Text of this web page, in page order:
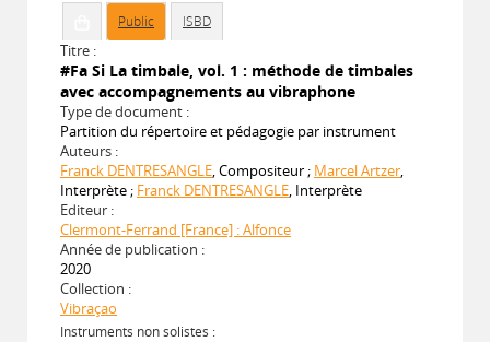
Public ISBD
Titre :
#Fa Si La timbale, vol. 1 : méthode de timbales
avec accompagnements au vibraphone
Type de document :
Partition du répertoire et pédagogie par instrument
Auteurs :
Franck DENTRESANGLE, Compositeur ; Marcel Artzer,
Interprète ; Franck DENTRESANGLE, Interprète
Editeur :
Clermont-Ferrand [France] : Alfonce
Année de publication :
2020
Collection :
Vibraçao
Instruments non solistes :